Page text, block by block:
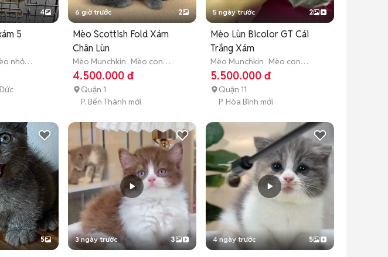
4
5
nhỏ
6 giờ trước 2
Mèo Scottish Fold Xám
Chân Lùn
Mèo Munchkin Mèo con
(dưới 3 tháng tuổi)
4.500.000 đ
Quận 1
P. Bến Thành mới
5 ngày trước 2
Mèo Lùn Bicolor GT Cái
Trắng Xám
Mèo Munchkin Mèo con
(dưới 3 tháng tuổi)
5.500.000 đ
Quận 11
P. Hòa Bình mới
5 3 ngày trước 3 4 ngày trước 5